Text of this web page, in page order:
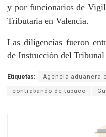
y por funcionarios de
Tributaria en Valencia.
Las diligencias fueron
de Instrucción del
Etiquetas: Agencia aduanera
contrabando de tabaco